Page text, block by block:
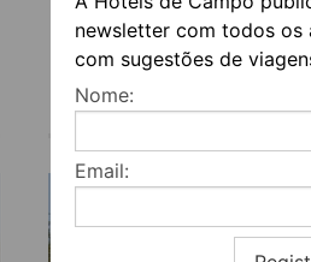
newsletter com todos
com sugestões de
Nome:
Email:
(a partir de)€119